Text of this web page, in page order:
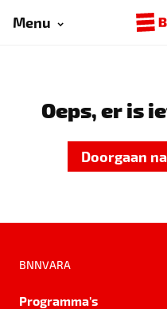
Menu
Oeps, er is
Doorgaan
BNNVARA
Programma's